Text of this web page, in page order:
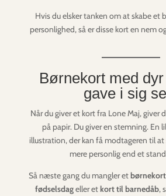
Hvis du elsker tanken om at skabe et
personlighed, så er disse kort en nem
Børnekort med
gave i sig
Når du giver et kort fra Lone Maj, giver
på papir. Du giver en stemning. En
illustration, der kan få modtageren til
mere personlig end et
Så næste gang du mangler et
fødselsdageller etkort til barnedåb,